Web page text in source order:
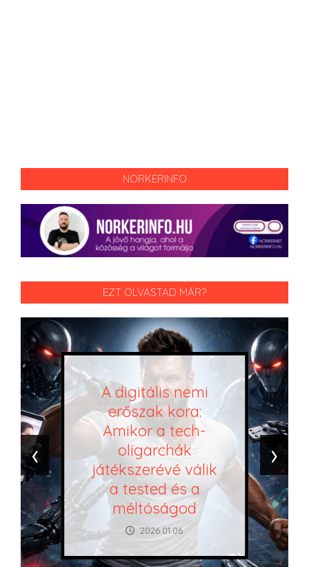
NORKERINFO
EZT OLVASTAD MÁR?
A digitális nemi
erőszak kora:
Amikor a tech-
oligarchák
játékszerévé válik
a tested és a
méltóságod
2026.01.06.
‹ ›